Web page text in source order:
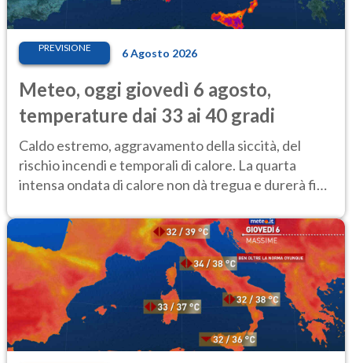
PREVISIONE 6 Agosto 2026
Meteo, oggi giovedì 6 agosto,
temperature dai 33 ai 40 gradi
Caldo estremo, aggravamento della siccità, del
rischio incendi e temporali di calore. La quarta
intensa ondata di calore non dà tregua e durerà fino